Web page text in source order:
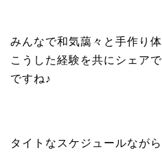
みんなで和気藹々と手作り体
こうした経験を共にシェア
ですね♪
タイトなスケジュールなが